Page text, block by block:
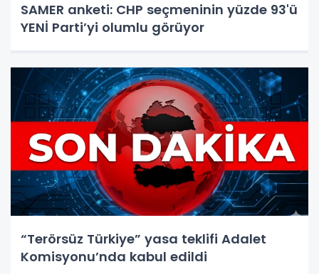
SAMER anketi: CHP seçmeninin yüzde 93'ü
YENİ Parti’yi olumlu görüyor
“Terörsüz Türkiye” yasa teklifi Adalet
Komisyonu’nda kabul edildi